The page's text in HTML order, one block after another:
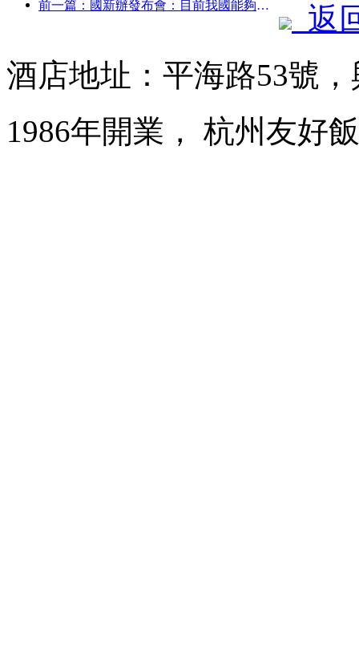
前一篇：國新辦發布會：目前我國能夠提供自駕游服務的邊境口岸達28個
返
酒店地址：平海路53號
1986年開業， 杭州友